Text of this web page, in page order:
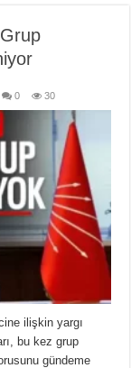
0 30
ilişkin yargı
bu kez grup
gündeme